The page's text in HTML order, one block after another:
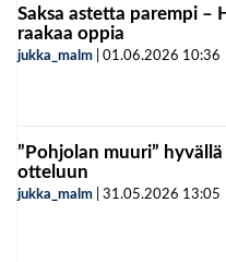
Saksa astetta parempi –
raakaa oppia
jukka_malm 01.06.2026 10:36
”Pohjolan muuri” hyvällä
otteluun
jukka_malm 31.05.2026 13:05